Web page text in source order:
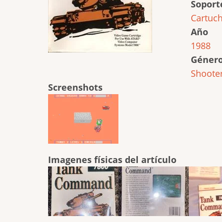
Año
1988
Screenshots
Imagenes físicas del artículo